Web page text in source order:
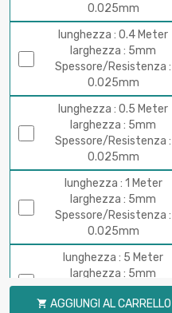
0.025mm
lunghezza : 0.4 Meter
larghezza : 5mm
Spessore/Resistenza :
0.025mm
lunghezza : 0.5 Meter
larghezza : 5mm
Spessore/Resistenza :
0.025mm
lunghezza : 1 Meter
larghezza : 5mm
Spessore/Resistenza :
0.025mm
lunghezza : 5 Meter
larghezza : 5mm
Spessore/Resistenza :
0.025mm
 AGGIUNGI AL CARRELLO